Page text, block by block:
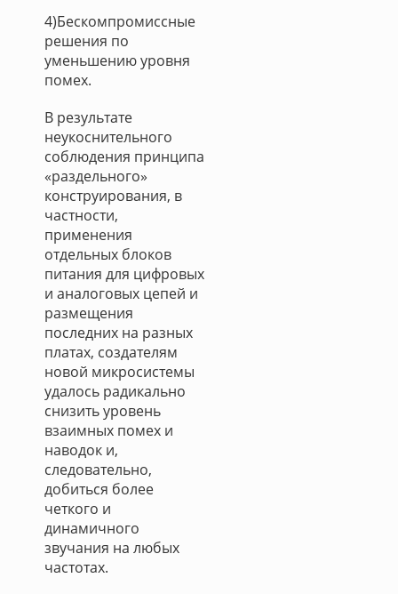
4)Бескомпромиссные
решения по
уменьшению уровня
помех.
В результате
неукоснительного
соблюдения принципа
«раздельного»
конструирования, в
частности,
применения
отдельных блоков
питания для цифровых
и аналоговых цепей и
размещения
последних на разных
платах, создателям
новой микросистемы
удалось радикально
снизить уровень
взаимных помех и
наводок и,
следовательно,
добиться более
четкого и
динамичного
звучания на любых
частотах.